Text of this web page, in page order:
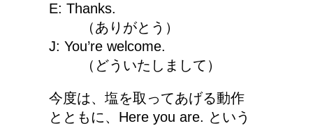
E: Thanks.
（ありがとう）
J: You’re welcome.
（どういたしまして）
今度は、塩を取ってあげる動作
とともに、Here you are. という